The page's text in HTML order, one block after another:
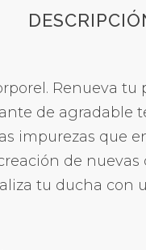
Renueva
de agradable
impurezas que
de nuevas
tu ducha con